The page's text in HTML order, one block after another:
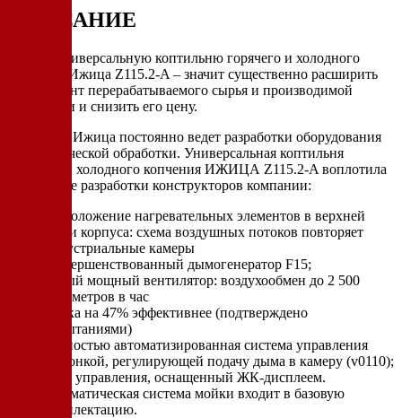
ОПИСАНИЕ
Купить универсальную коптильню горячего и холодного
копчения Ижица Z115.2-A – значит существенно расширить
ассортимент перерабатываемого сырья и производимой
продукции и снизить его цену.
Компания Ижица постоянно ведет разработки оборудования
для термической обработки. Универсальная коптильня
горячего и холодного копчения ИЖИЦА Z115.2-A воплотила
следующие разработки конструкторов компании:
расположение нагревательных элементов в верхней
части корпуса: схема воздушных потоков повторяет
индустриальные камеры
усовершенствованный дымогенератор F15;
новый мощный вентилятор: воздухообмен до 2 500
кубометров в час
сушка на 47% эффективнее (подтверждено
испытаниями)
полностью автоматизированная система управления
заслонкой, регулирующей подачу дыма в камеру (v0110);
блок управления, оснащенный ЖК-дисплеем.
автоматическая система мойки входит в базовую
комплектацию.